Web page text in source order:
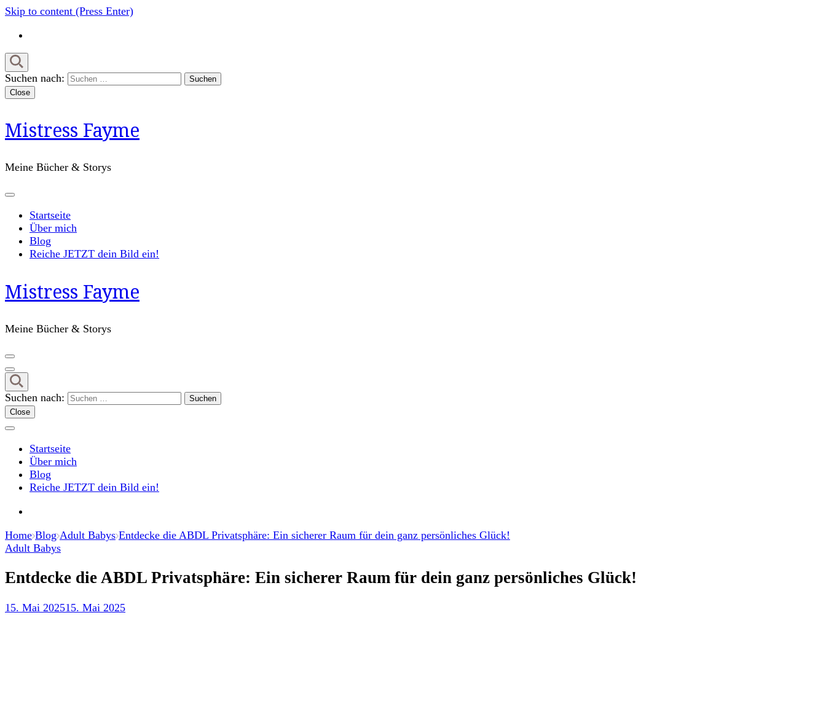
Skip to content (Press Enter)
Suchen nach:
Close
Mistress Fayme
Meine Bücher & Storys
Startseite
Über mich
Blog
Reiche JETZT dein Bild ein!
Mistress Fayme
Meine Bücher & Storys
Suchen nach:
Close
Startseite
Über mich
Blog
Reiche JETZT dein Bild ein!
Home Blog Adult Babys Entdecke die ABDL Privatsphäre: Ein sicherer Raum für dein ganz persönliches Glück!
Adult Babys
Entdecke die ABDL Privatsphäre: Ein sicherer Raum für dein ganz persönliches Glück!
15. Mai 202515. Mai 2025